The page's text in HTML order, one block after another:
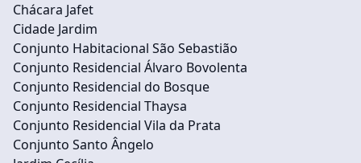
Chácara Jafet
Cidade Jardim
Conjunto Habitacional São Sebastião
Conjunto Residencial Álvaro Bovolenta
Conjunto Residencial do Bosque
Conjunto Residencial Thaysa
Conjunto Residencial Vila da Prata
Conjunto Santo Ângelo